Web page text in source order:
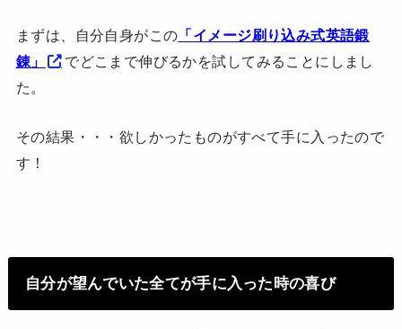
まずは、自分自身がこの 「イメージ刷り込み式英語鍛
錬」
でどこまで伸びるかを試してみることにしまし
た。
その結果・・・欲しかったものがすべて手に入ったので
す！
自分が望んでいた全てが手に入った時の喜び